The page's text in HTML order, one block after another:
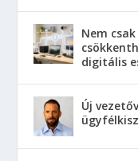
Nem
digitális
Új